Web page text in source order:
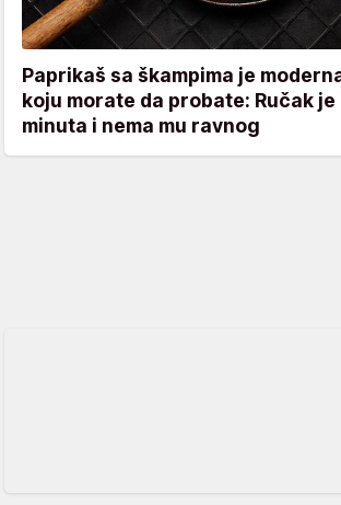
Paprikaš sa škampima je
koju morate da probate: Ručak
minuta i nema mu ravnog